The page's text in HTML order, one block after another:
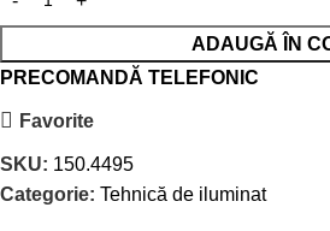
ADAUGĂ ÎN
PRECOMANDĂ TELEFONIC
Favorite
SKU: 150.4495
Categorie: Tehnică de iluminat